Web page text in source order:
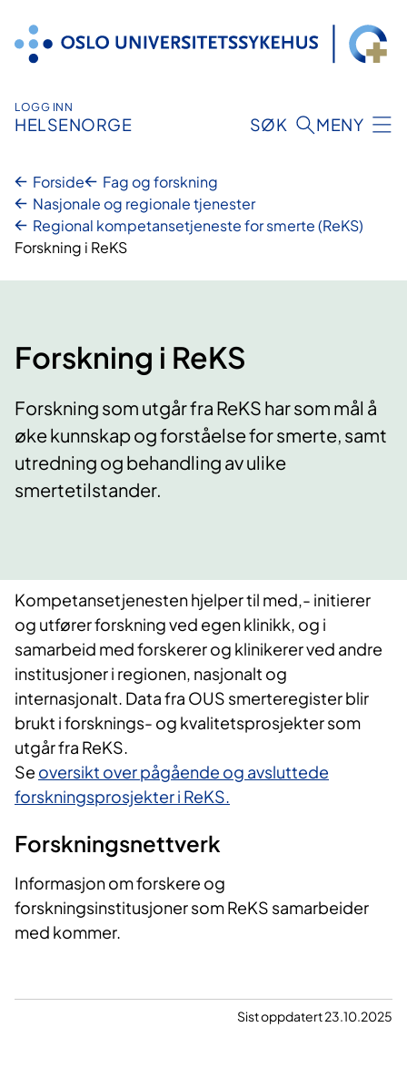
innhold
LOGG INN
HELSENORGE SØK MENY
Forside
Fag og forskning
Nasjonale og regionale tjenester
Regional kompetansetjeneste for smerte (ReKS)
Forskning i ReKS
Forskning i ReKS
Forskning som utgår fra ReKS har som mål å
øke kunnskap og forståelse for smerte, samt
utredning og behandling av ulike
smertetilstander.
​​Kompetansetjenesten hjelper til med,- initierer
og utfører forskning ved egen klinikk, og i
samarbeid med forskerer og klinikerer ved andre
institusjoner i regionen, nasjonalt og
internasjonalt. Data fra OUS smerteregister blir
brukt i forsknings- og kvalitetsprosjekter som
utgår fra ReKS.
Se oversikt over pågående og avsluttede
forskningsprosjekter i ReKS.
Forskningsnettverk
Informasjon om forskere og
forskningsinstitusjoner som ReKS samarbeider
med kommer.
Sist oppdatert 23.10.2025